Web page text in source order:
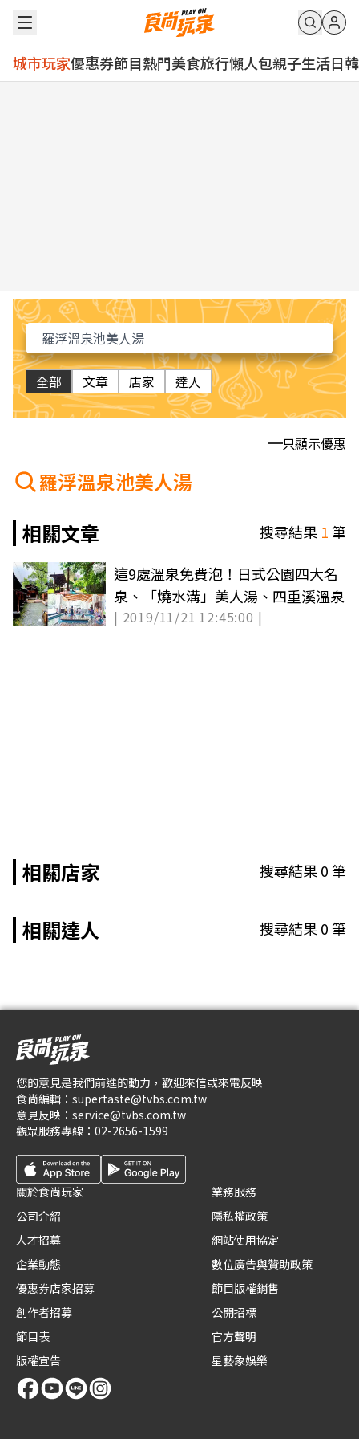
城市玩家優惠券節目熱門美食旅行懶人包親子生活日韓
全部 文章 店家 達人
只顯示優惠
羅浮溫泉池美人湯
相關文章
搜尋結果 1筆
這9處溫泉免費泡！日式公園四大名
泉、「燒水溝」美人湯、四重溪溫泉
| 2019/11/21 12:45:00 |
相關店家 搜尋結果0筆
相關達人 搜尋結果0筆
您的意見是我們前進的動力，歡迎來信或來電反映
食尚編輯： supertaste@tvbs.com.tw
意見反映： service@tvbs.com.tw
觀眾服務專線： 02-2656-1599
關於食尚玩家
公司介紹
人才招募
企業動態
優惠券店家招募
創作者招募
節目表
版權宣告
業務服務
隱私權政策
網站使用協定
數位廣告與贊助政策
節目版權銷售
公開招標
官方聲明
星藝象娛樂